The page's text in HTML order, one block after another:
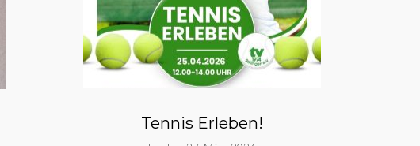
Tennis Erleben!